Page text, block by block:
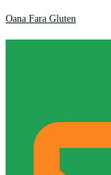
Oana Fara Gluten